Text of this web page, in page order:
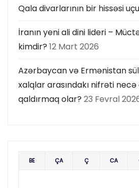
Qala divarlarının bir hissəsi
İranın yeni ali dini lideri –
kimdir? 12 Mart 2026
Azərbaycan və Ermənistan
xalqlar arasındakı nifrəti
qaldırmaq olar? 23 Fevral
BE ÇA Ç CA